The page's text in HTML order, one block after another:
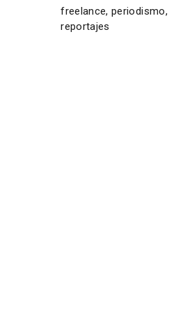
freelance, periodismo,
reportajes